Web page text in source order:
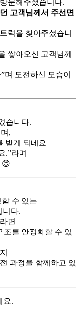
문해주셨습니다.
고객님께서 주선면
럭을 찾아주셨습니
쌓아오신 고객님께
며 도전하신 모습이
습니다.
,
받게 되네요.
.”라며
😊
수 있는
니다.
면
조를 안정화할 수 있
과정을 함께하고 있
요.